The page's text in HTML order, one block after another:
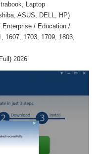
Laptop
ASUS, DELL, HP)
/ Education /
1607, 1703, 1709, 1803,
2026